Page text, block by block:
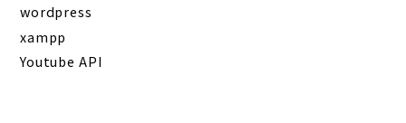
wordpress
xampp
Youtube API